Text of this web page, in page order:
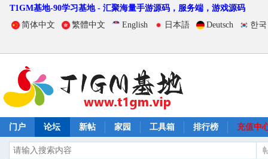
T1GM基地-90学习基地 - 汇聚海量手游源码，服务端，游戏源码
简体中文
繁體中文 English 日本語 Deutsch 한
门户 论坛 新帖 家园 工具箱 排行榜 充值中